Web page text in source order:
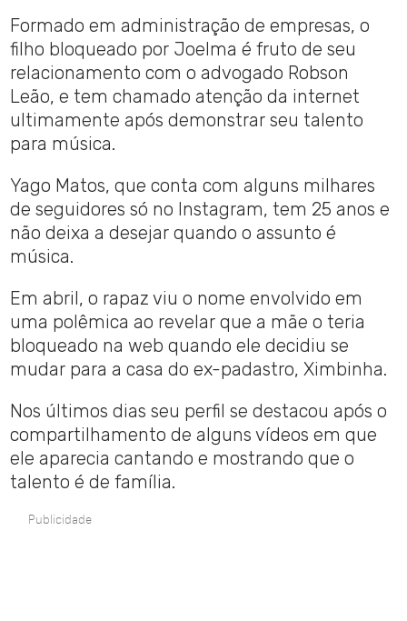
Formado em administração de empresas, o
filho bloqueado por Joelma é fruto de seu
relacionamento com o advogado Robson
Leão, e tem chamado atenção da internet
ultimamente após demonstrar seu talento
para música.
Yago Matos, que conta com alguns milhares
de seguidores só no Instagram, tem 25 anos e
não deixa a desejar quando o assunto é
música.
Em abril, o rapaz viu o nome envolvido em
uma polêmica ao revelar que a mãe o teria
bloqueado na web quando ele decidiu se
mudar para a casa do ex-padastro, Ximbinha.
Nos últimos dias seu perfil se destacou após o
compartilhamento de alguns vídeos em que
ele aparecia cantando e mostrando que o
talento é de família.
Publicidade